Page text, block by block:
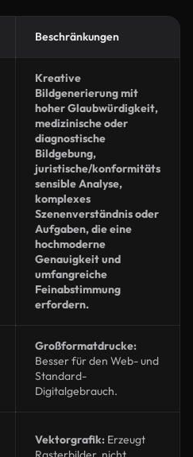
Beschränkungen
Kreative
Bildgenerierung mit
hoher Glaubwürdigkeit,
medizinische oder
diagnostische
Bildgebung,
juristische/konformitäts
sensible Analyse,
komplexes
Szenenverständnis oder
Aufgaben, die eine
hochmoderne
Genauigkeit und
umfangreiche
Feinabstimmung
erfordern.
Großformatdrucke:
Besser für den Web- und
Standard-
Digitalgebrauch.
Vektorgrafik: Erzeugt